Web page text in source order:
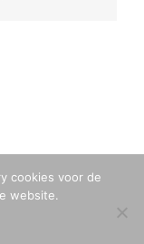
(0)6 23 77 88 49 |
cookies voor de
website.